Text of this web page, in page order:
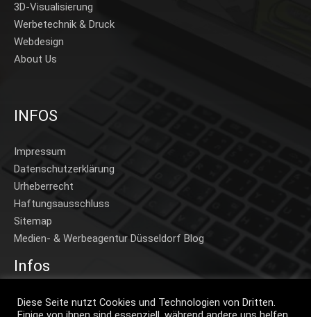
3D-Visualisierung
Werbetechnik & Druck
Webdesign
About Us
INFOS
Impressum
Datenschutzerklärung
Urheberrecht
Haftungsausschluss
Sitemap
Medien- & Werbeagentur Düsseldorf Blog
Infos
Home
Diese Seite nutzt Cookies und Technologien von Dritten.